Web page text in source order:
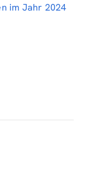
im Jahr 2024